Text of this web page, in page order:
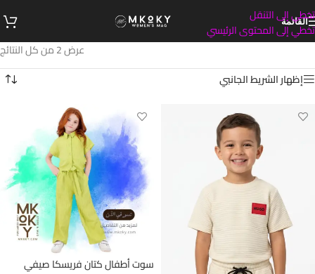
تخطي إلى التنقل
تخطي إلى المحتوى الرئيسي
القائمة
عرض ⁦2⁩ من كل النتائج
إظهار الشريط الجانبي
سوت أطفال كتان فريسكا صيفي